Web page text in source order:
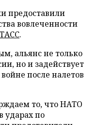
предоставили
вовлеченности
ТАСС.
альянс не только
но и задействует
после налетов
то, что НАТО
ударах по